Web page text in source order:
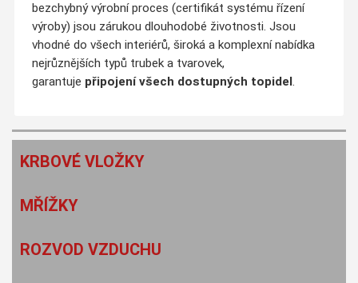
bezchybný výrobní proces (certifikát systému řízení
výroby) jsou zárukou dlouhodobé životnosti. Jsou
vhodné do všech interiérů, široká a komplexní nabídka
nejrůznějších typů trubek a tvarovek,
garantuje připojení všech dostupných topidel .
KRBOVÉ VLOŽKY
MŘÍŽKY
ROZVOD VZDUCHU